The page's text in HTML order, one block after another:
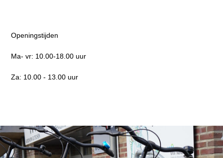
Openingstijden
Ma- vr: 10.00-18.00 uur
Za: 10.00 - 13.00 uur